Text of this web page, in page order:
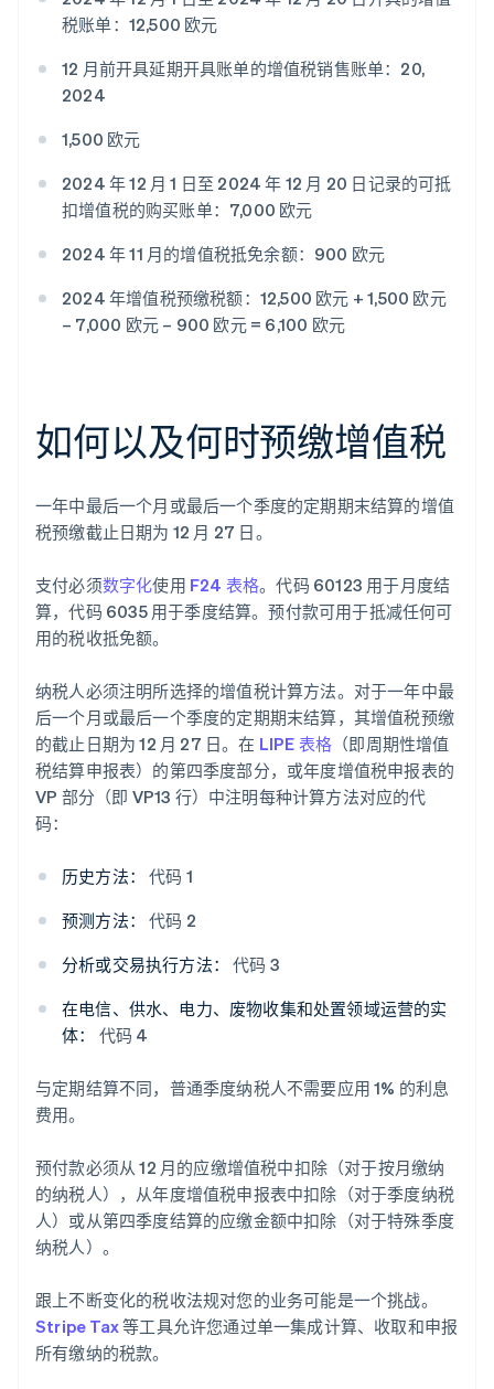
税账单：12,500 欧元
12 月前开具延期开具账单的增值税销售账单：20,
2024
1,500 欧元
2024 年 12 月 1 日至 2024 年 12 月 20 日记录的可抵
扣增值税的购买账单：7,000 欧元
2024 年 11 月的增值税抵免余额：900 欧元
2024 年增值税预缴税额：12,500 欧元 + 1,500 欧元
– 7,000 欧元 – 900 欧元 = 6,100 欧元
如何以及何时预缴增值税
一年中最后一个月或最后一个季度的定期期末结算的增值
税预缴截止日期为 12 月 27 日。
支付必须数字化使用 F24 表格。代码 60123 用于月度结
算，代码 6035 用于季度结算。预付款可用于抵减任何可
用的税收抵免额。
纳税人必须注明所选择的增值税计算方法。对于一年中最
后一个月或最后一个季度的定期期末结算，其增值税预缴
的截止日期为 12 月 27 日。在 LIPE 表格 （即周期性增值
税结算申报表）的第四季度部分，或年度增值税申报表的
VP 部分（即 VP13 行）中注明每种计算方法对应的代
码：
历史方法：
代码 1
预测方法：
代码 2
分析或交易执行方法：
代码 3
在电信、供水、电力、废物收集和处置领域运营的实
体：
代码 4
与定期结算不同，普通季度纳税人不需要应用 1% 的利息
费用。
预付款必须从 12 月的应缴增值税中扣除（对于按月缴纳
的纳税人），从年度增值税申报表中扣除（对于季度纳税
人）或从第四季度结算的应缴金额中扣除（对于特殊季度
纳税人）。
跟上不断变化的税收法规对您的业务可能是一个挑战。
Stripe Tax等工具允许您通过单一集成计算、收取和申报
所有缴纳的税款。